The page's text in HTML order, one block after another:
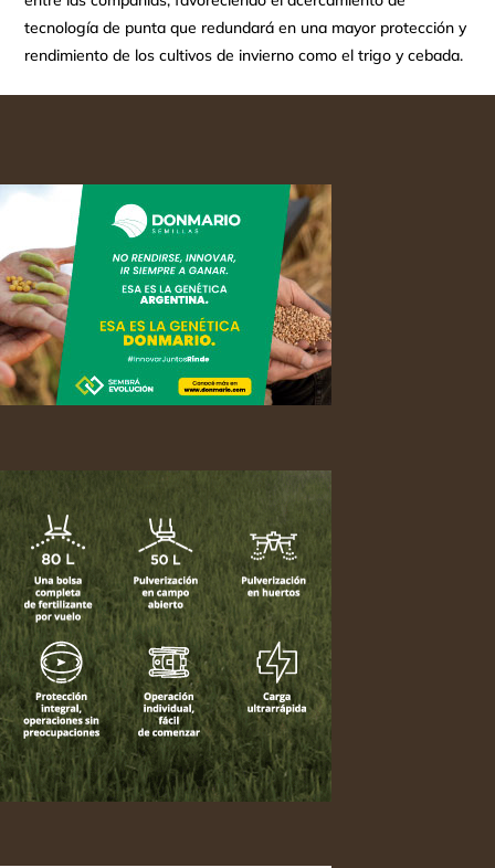
tecnología de punta que redundará en una mayor protección y
rendimiento de los cultivos de invierno como el trigo y cebada.